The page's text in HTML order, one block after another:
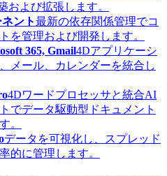
および拡張します。
ント最新の依存関係管理でコ
を管理および開発します。
365, Gmail4Dアプリケーシ
メール、カレンダーを統合し
4Dワードプロセッサと統合AI
でデータ駆動型ドキュメント
。
データを可視化し、スプレッド
的に管理します。